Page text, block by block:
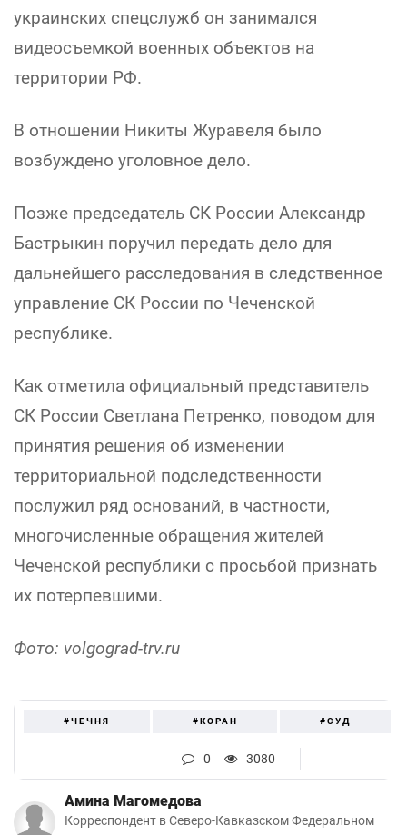
украинских спецслужб он занимался
видеосъемкой военных объектов на
территории РФ.
В отношении Никиты Журавеля было
возбуждено уголовное дело.
Позже председатель СК России Александр
Бастрыкин поручил передать дело для
дальнейшего расследования в следственное
управление СК России по Чеченской
республике.
Как отметила официальный представитель
СК России Светлана Петренко, поводом для
принятия решения об изменении
территориальной подследственности
послужил ряд оснований, в частности,
многочисленные обращения жителей
Чеченской республики с просьбой признать
их потерпевшими.
Фото: volgograd-trv.ru
#ЧЕЧНЯ #КОРАН #СУД
0 3080
Амина Магомедова
Корреспондент в Северо-Кавказском Федеральном